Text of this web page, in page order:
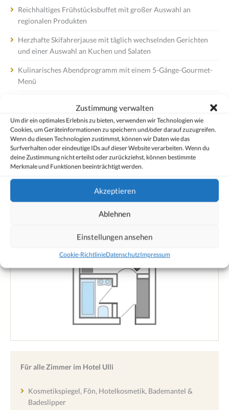
Zustimmung verwalten
Um dir ein optimales Erlebnis zu bieten, verwenden wir Technologien wie
Cookies, um Geräteinformationen zu speichern und/oder darauf zuzugreifen.
Wenn du diesen Technologien zustimmst, können wir Daten wie das
Surfverhalten oder eindeutige IDs auf dieser Website verarbeiten. Wenn du
deine Zustimmung nicht erteilst oder zurückziehst, können bestimmte
Merkmale und Funktionen beeinträchtigt werden.
Akzeptieren
Ablehnen
Einstellungen ansehen
Cookie-RichtlinieDatenschutzImpressum
Reichhaltiges Frühstücksbuffet mit großer Auswahl an
regionalen Produkten
Herzhafte Skifahrerjause mit täglich wechselnden Gerichten
und einer Auswahl an Kuchen und Salaten
Kulinarisches Abendprogramm mit einem 5-Gänge-Gourmet-
Menü
Eleganter Wellnessbereich mit Erholungsgarantie
Sauna, Dampfbad, Infrarotkabine und Ruheraum mit frischen
Säften, Tee- und Obstbar
Massagen und Wellness-Treatments nach Terminvereinbarung
Für alle Zimmer im Hotel Ulli
Kosmetikspiegel, Fön, Hotelkosmetik, Bademantel &
Badeslipper